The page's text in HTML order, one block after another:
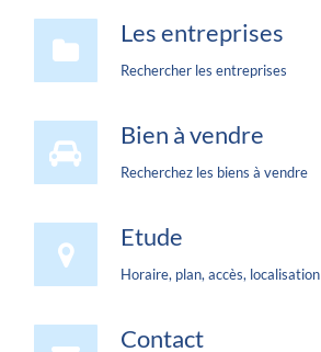
Les entreprises
Rechercher les entreprises
Bien à vendre
Recherchez les biens à vendre
Etude
Horaire, plan, accès, localisation
Contact